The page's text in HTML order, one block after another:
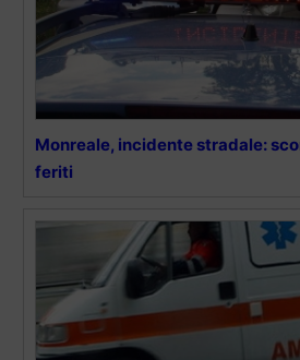
Monreale, incidente stradale:
feriti